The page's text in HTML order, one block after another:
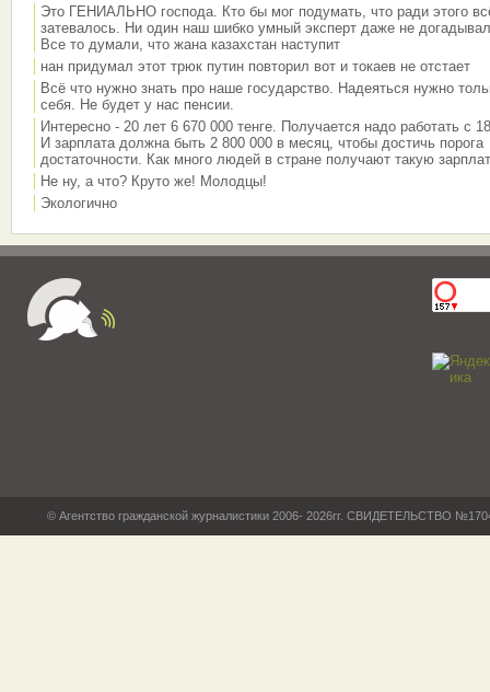
Это ГЕНИАЛЬНО господа. Кто бы мог подумать, что ради этого
затевалось. Ни один наш шибко умный эксперт даже не
Все то думали, что жана казахстан наступит
нан придумал этот трюк путин повторил вот и токаев не отстает
Всё что нужно знать про наше государство. Надеяться нужно
себя. Не будет у нас пенсии.
Интересно - 20 лет 6 670 000 тенге. Получается надо работать с
И зарплата должна быть 2 800 000 в месяц, чтобы достичь порога
достаточности. Как много людей в стране получают такую
Не ну, а что? Круто же! Молодцы!
Экологично
© Агентство гражданской журналистики 2006- 2026гг. СВИДЕТЕЛЬСТВО